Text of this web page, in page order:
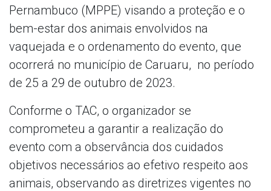
Pernambuco (MPPE) visando a proteção e o
bem-estar dos animais envolvidos na
vaquejada e o ordenamento do evento, que
ocorrerá no município de Caruaru, no período
de 25 a 29 de outubro de 2023.
Conforme o TAC, o organizador se
comprometeu a garantir a realização do
evento com a observância dos cuidados
objetivos necessários ao efetivo respeito aos
animais, observando as diretrizes vigentes no